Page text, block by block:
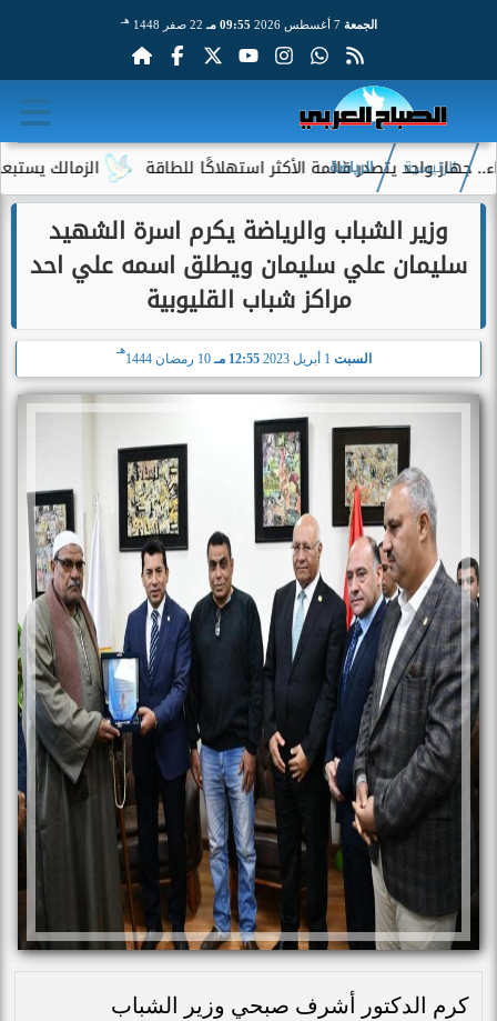
الجمعة 7 أغسطس 2026 09:55 مـ 22 صفر 1448 هـ
الزمالك يستبعد 4 لاعبين شباب من حساباته في الموسم الجديد يتصدر قائمة الأكثر استهلاكًا للطاقة
الرئيسية الرياضة
وزير الشباب والرياضة يكرم اسرة الشهيد
سليمان علي سليمان ويطلق اسمه علي احد
مراكز شباب القليوبية
السبت 12:55 مـ 10 رمضان 1444
هـ
كرم الدكتور أشرف صبحي وزير الشباب